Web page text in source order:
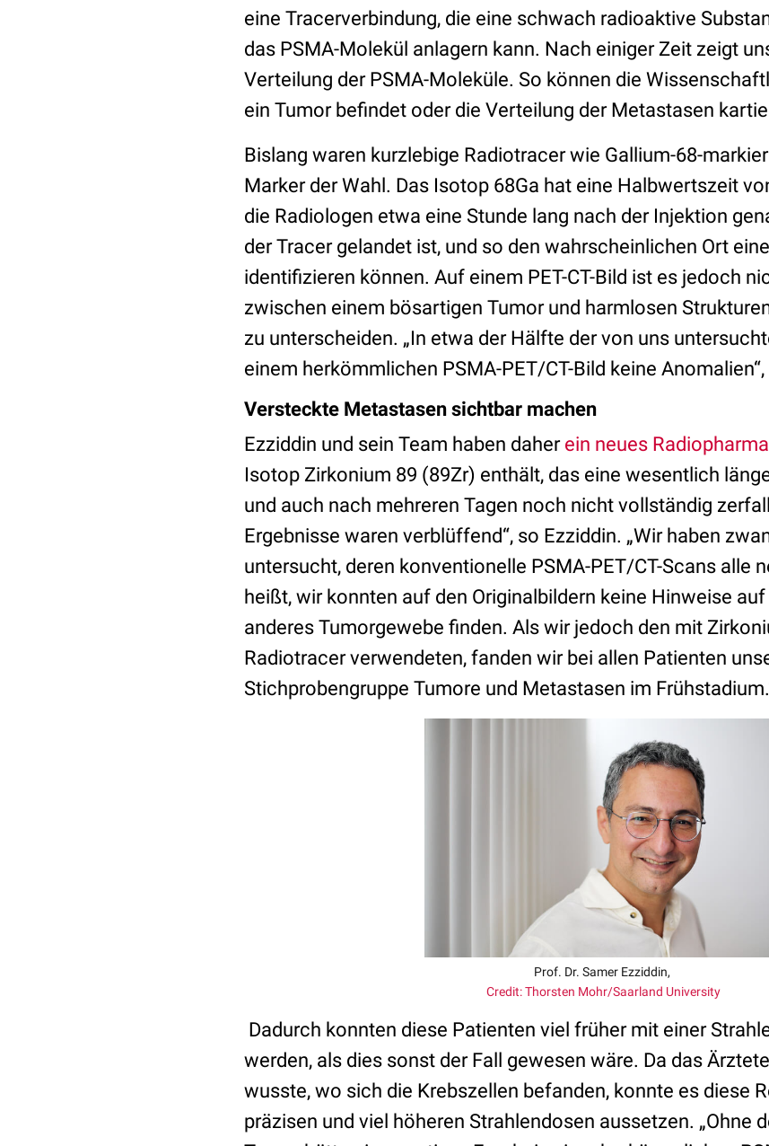
eine Tracerverbindung, die eine schwach radioaktive
das PSMA-Molekül anlagern kann. Nach einiger Zeit zeigt
Verteilung der PSMA-Moleküle. So können die
ein Tumor befindet oder die Verteilung der Metastasen
Bislang waren kurzlebige Radiotracer wie Gallium-68-
Marker der Wahl. Das Isotop 68Ga hat eine Halbwertszeit
die Radiologen etwa eine Stunde lang nach der Injektion
der Tracer gelandet ist, und so den wahrscheinlichen Ort
identifizieren können. Auf einem PET-CT-Bild ist es jedoch
zwischen einem bösartigen Tumor und harmlosen
zu unterscheiden. „In etwa der Hälfte der von uns
einem herkömmlichen PSMA-PET/CT-Bild keine
Versteckte Metastasen sichtbar machen
Ezziddin und sein Team haben daher ein neues
Isotop Zirkonium 89 (89Zr) enthält, das eine wesentlich
und auch nach mehreren Tagen noch nicht vollständig
Ergebnisse waren verblüffend“, so Ezziddin. „Wir haben
untersucht, deren konventionelle PSMA-PET/CT-Scans alle
heißt, wir konnten auf den Originalbildern keine Hinweise
anderes Tumorgewebe finden. Als wir jedoch den mit
Radiotracer verwendeten, fanden wir bei allen Patienten
Stichprobengruppe Tumore und Metastasen im
Prof. Dr. Samer Ezziddin,
Credit: Thorsten Mohr/Saarland University
Dadurch konnten diese Patienten viel früher mit einer
werden, als dies sonst der Fall gewesen wäre. Da das
wusste, wo sich die Krebszellen befanden, konnte es diese
präzisen und viel höheren Strahlendosen aussetzen. „Ohne